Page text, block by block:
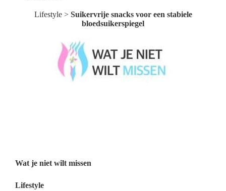
Lifestyle> Suikervrije snacks voor een stabiele
bloedsuikerspiegel
Wat je niet wilt missen
Lifestyle